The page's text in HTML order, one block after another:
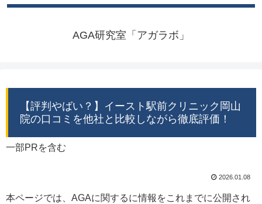
AGA研究室「アガラボ」
【評判やばい？】イースト駅前クリニック岡山
院の口コミを他社と比較しながら徹底評価！
一部PRを含む
2026.01.08
本ページでは、AGAに関するに情報をこれまでに公開され